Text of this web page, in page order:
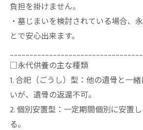
負担を掛けません。
・墓じまいを検討されている場合、
とで安心出来ます。
□永代供養の主な種類
1. 合祀（ごうし）型：他の遺骨と一
いが、遺骨の返還不可。
2. 個別安置型：一定期間個別に安置
る。